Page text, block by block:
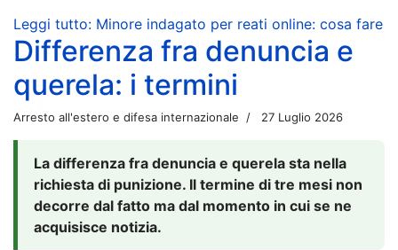
Leggi tutto: Minore indagato per reati online: cosa fare
Differenza fra denuncia e
querela: i termini
Arresto all'estero e difesa internazionale 27 Luglio 2026
La differenza fra denuncia e querela sta nella
richiesta di punizione. Il termine di tre mesi non
decorre dal fatto ma dal momento in cui se ne
acquisisce notizia.